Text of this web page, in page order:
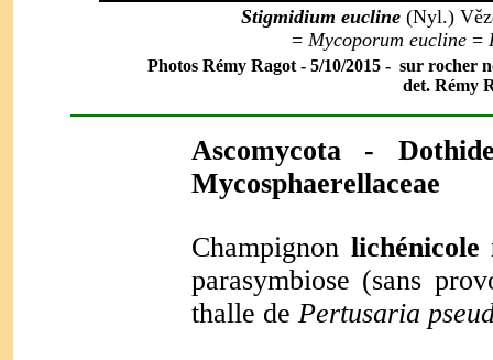
Stigmidium eucline (Nyl.)
= Mycoporum eucline=
Photos Rémy Ragot - 5/10/2015 - sur rocher
det. Rémy
Ascomycota -
Mycosphaerellaceae
Champignon lichénicole
parasymbiose (sans
thalle de Pertusaria